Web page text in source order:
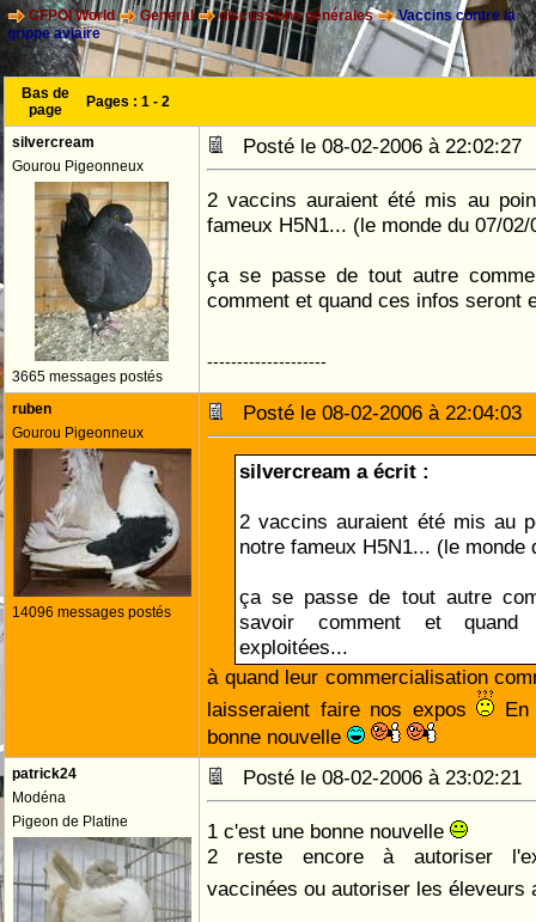
CFPOI World General discussions générales
Vaccins contre la
grippe aviaire
Bas de
page
Pages : 1 - 2
silvercream
Gourou Pigeonneux
3665 messages postés
Posté le 08-02-2006 à
2 vaccins auraient été mis au
fameux H5N1... (le monde du 07/02/
ça se passe de tout autre
comment et quand ces infos seront
--------------------
ruben
Gourou Pigeonneux
14096 messages postés
Posté le 08-02-2006 à
silvercream a écrit :
2 vaccins auraient été mis au
notre fameux H5N1... (le monde
ça se passe de tout autre
savoir comment et
exploitées...
à quand leur commercialisation
laisseraient faire nos expos
bonne nouvelle
patrick24
Modéna
Pigeon de Platine
Posté le 08-02-2006 à
1 c'est une bonne nouvelle
2 reste encore à autoriser
vaccinées ou autoriser les